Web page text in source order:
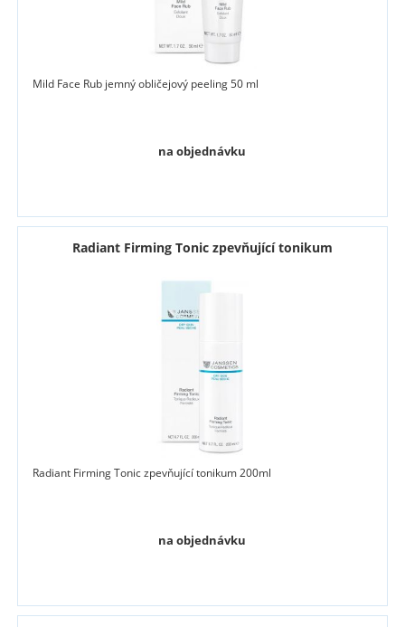
Mild Face Rub jemný obličejový peeling 50 ml
na objednávku
Radiant Firming Tonic zpevňující tonikum
Radiant Firming Tonic zpevňující tonikum 200ml
na objednávku